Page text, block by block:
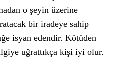
o şeyin üzerine
bir iradeye sahip
isyan edendir. Kötüden
uğrattıkça kişi iyi olur.